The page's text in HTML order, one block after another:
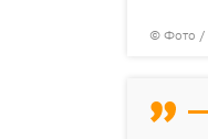
© Фото /